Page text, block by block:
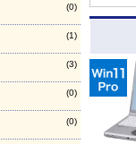
(0)
(1)
(3)
(0)
(0)